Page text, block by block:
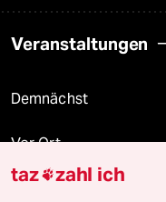
Veranstaltungen
Demnächst
Vor Ort
Live im Stream
taz zahl ich